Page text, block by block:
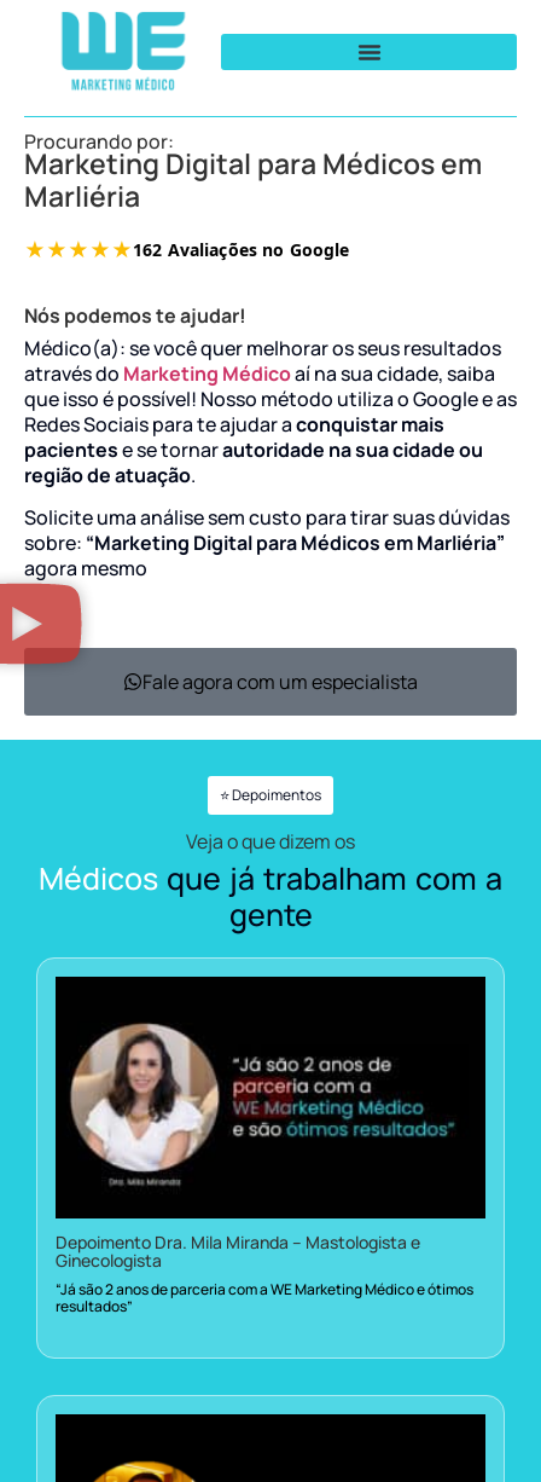
Procurando por:
Marketing Digital para Médicos em
Marliéria
Nós podemos te ajudar!
Médico(a): se você quer melhorar os seus resultados
através do Marketing Médicoaí na sua cidade, saiba
que isso é possível! Nosso método utiliza o Google e as
Redes Sociais para te ajudar aconquistar mais
pacientese se tornarautoridade na sua cidade ou
região de atuação.
Solicite uma análise sem custo para tirar suas dúvidas
sobre: “Marketing Digital para Médicos em Marliéria”
agora mesmo
Fale agora com um especialista
⭐ Depoimentos
Veja o que dizem os
Médicos que já trabalham com a
gente
Depoimento Dra. Mila Miranda – Mastologista e
Ginecologista
“Já são 2 anos de parceria com a WE Marketing Médico e ótimos
resultados”